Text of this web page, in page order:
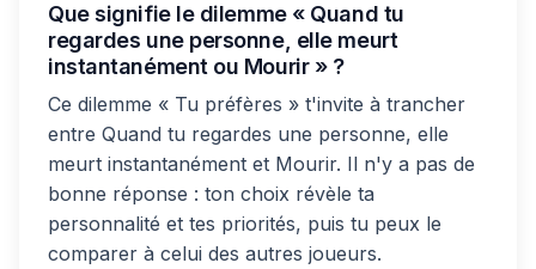
Que signifie le dilemme « Quand tu
regardes une personne, elle meurt
instantanément ou Mourir » ?
Ce dilemme « Tu préfères » t'invite à trancher
entre Quand tu regardes une personne, elle
meurt instantanément et Mourir. Il n'y a pas de
bonne réponse : ton choix révèle ta
personnalité et tes priorités, puis tu peux le
comparer à celui des autres joueurs.